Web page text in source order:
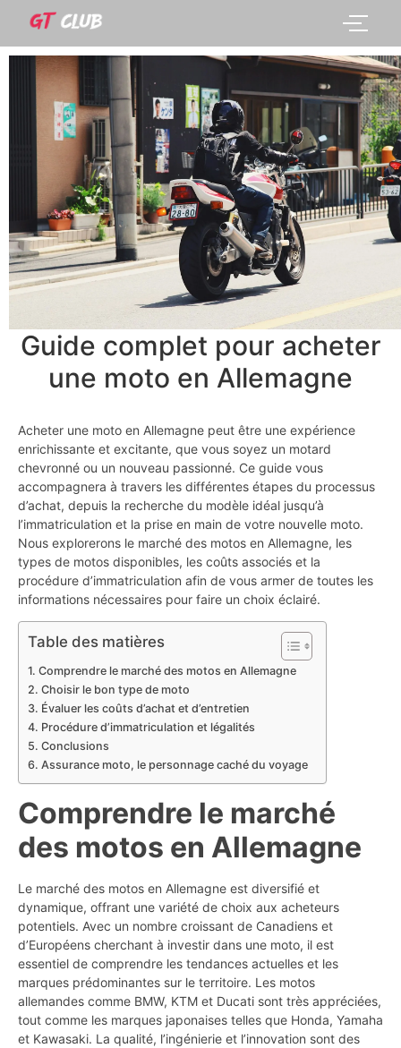
Guide complet pour acheter
une moto en Allemagne
Acheter une moto en Allemagne peut être une expérience
enrichissante et excitante, que vous soyez un motard
chevronné ou un nouveau passionné. Ce guide vous
accompagnera à travers les différentes étapes du processus
d’achat, depuis la recherche du modèle idéal jusqu’à
l’immatriculation et la prise en main de votre nouvelle moto.
Nous explorerons le marché des motos en Allemagne, les
types de motos disponibles, les coûts associés et la
procédure d’immatriculation afin de vous armer de toutes les
informations nécessaires pour faire un choix éclairé.
Table des matières
Comprendre le marché des motos en Allemagne
Choisir le bon type de moto
Évaluer les coûts d’achat et d’entretien
Procédure d’immatriculation et légalités
Conclusions
Assurance moto, le personnage caché du voyage
Comprendre le marché
des motos en Allemagne
Le marché des motos en Allemagne est diversifié et
dynamique, offrant une variété de choix aux acheteurs
potentiels. Avec un nombre croissant de Canadiens et
d’Européens cherchant à investir dans une moto, il est
essentiel de comprendre les tendances actuelles et les
marques prédominantes sur le territoire. Les motos
allemandes comme BMW, KTM et Ducati sont très appréciées,
tout comme les marques japonaises telles que Honda, Yamaha
et Kawasaki. La qualité, l’ingénierie et l’innovation sont des